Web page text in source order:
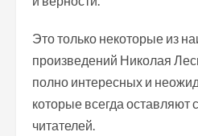
Это только некоторые из
произведений Николая
полно интересных и
которые всегда оставляют
читателей.